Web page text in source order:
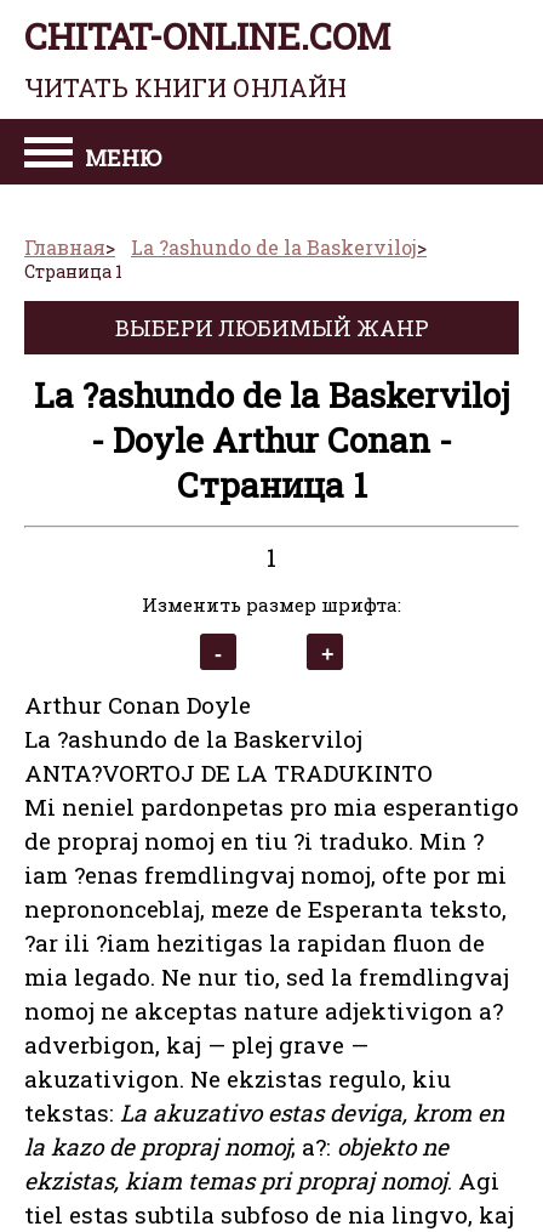
CHITAT-ONLINE.COM
ЧИТАТЬ КНИГИ ОНЛАЙН
МЕНЮ
Главная La ?ashundo de la Baskerviloj
Страница 1
ВЫБЕРИ ЛЮБИМЫЙ ЖАНР
La ?ashundo de la Baskerviloj
- Doyle Arthur Conan -
Страница 1
1
Изменить размер шрифта:
Arthur Conan Doyle
La ?ashundo de la Baskerviloj
ANTA?VORTOJ DE LA TRADUKINTO
Mi neniel pardonpetas pro mia esperantigo
de propraj nomoj en tiu ?i traduko. Min ?
iam ?enas fremdlingvaj nomoj, ofte por mi
neprononceblaj, meze de Esperanta teksto,
?ar ili ?iam hezitigas la rapidan fluon de
mia legado. Ne nur tio, sed la fremdlingvaj
nomoj ne akceptas nature adjektivigon a?
adverbigon, kaj — plej grave —
akuzativigon. Ne ekzistas regulo, kiu
tekstas: La akuzativo estas deviga, krom en
la kazo de propraj nomoj; a?: objekto ne
ekzistas, kiam temas pri propraj nomoj. Agi
tiel estas subtila subfoso de nia lingvo, kaj